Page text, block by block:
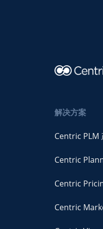
解决方案
Centric PLM
Centric
Centric
Centric